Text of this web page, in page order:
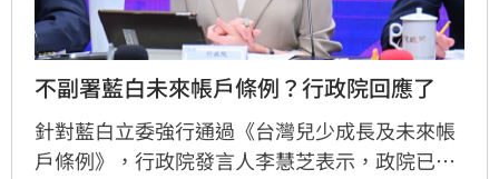
不副署藍白未來帳戶條例？行政院回應了
針對藍白立委強行通過《台灣兒少成長及未來帳
戶條例》，行政院發言人李慧芝表示，政院已收